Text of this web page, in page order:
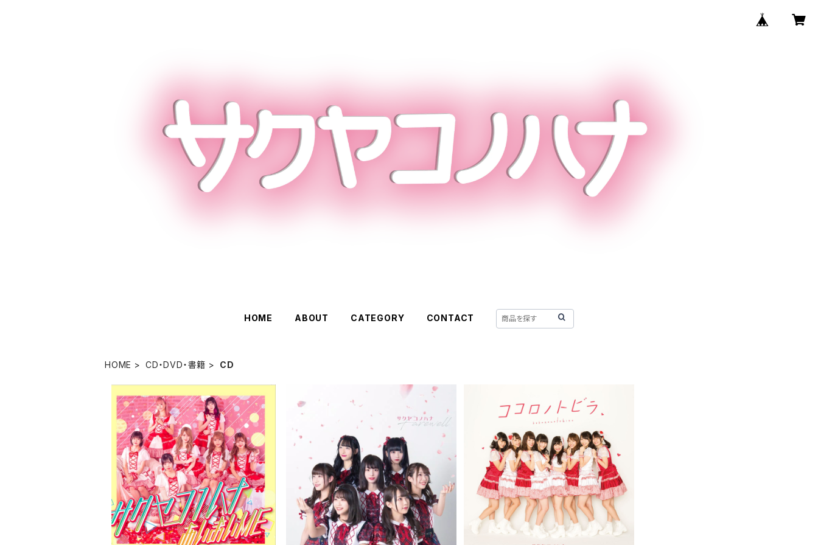
HOME ABOUT CATEGORY CONTACT
HOME CD・DVD・書籍 CD